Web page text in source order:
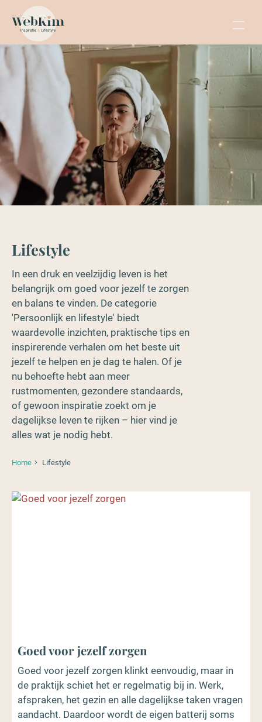
Lifestyle
In een druk en veelzijdig leven is het
belangrijk om goed voor jezelf te zorgen
en balans te vinden. De categorie
'Persoonlijk en lifestyle' biedt
waardevolle inzichten, praktische tips en
inspirerende verhalen om het beste uit
jezelf te helpen en je dag te halen. Of je
nu behoefte hebt aan meer
rustmomenten, gezondere standaards,
of gewoon inspiratie zoekt om je
dagelijkse leven te rijken – hier vind je
alles wat je nodig hebt.
Home Lifestyle
Goed voor jezelf zorgen
Goed voor jezelf zorgen klinkt eenvoudig, maar in
de praktijk schiet het er regelmatig bij in. Werk,
afspraken, het gezin en alle dagelijkse taken vragen
aandacht. Daardoor wordt de eigen batterij soms